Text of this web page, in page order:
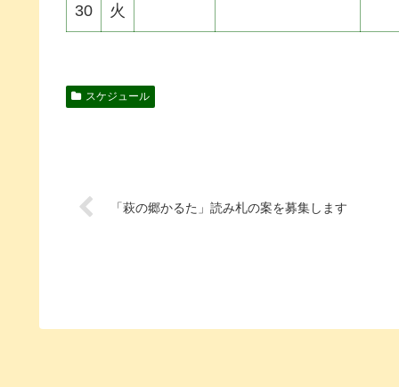
30 火
スケジュール
「萩の郷かるた」読み札の案を募集します